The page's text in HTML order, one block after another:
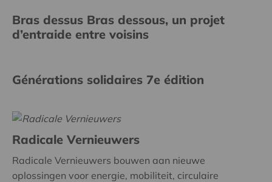
Bras dessus Bras dessous, un projet
d’entraide entre voisins
Générations solidaires 7e édition
Radicale Vernieuwers
Radicale Vernieuwers bouwen aan nieuwe
oplossingen voor energie, mobiliteit, circulaire